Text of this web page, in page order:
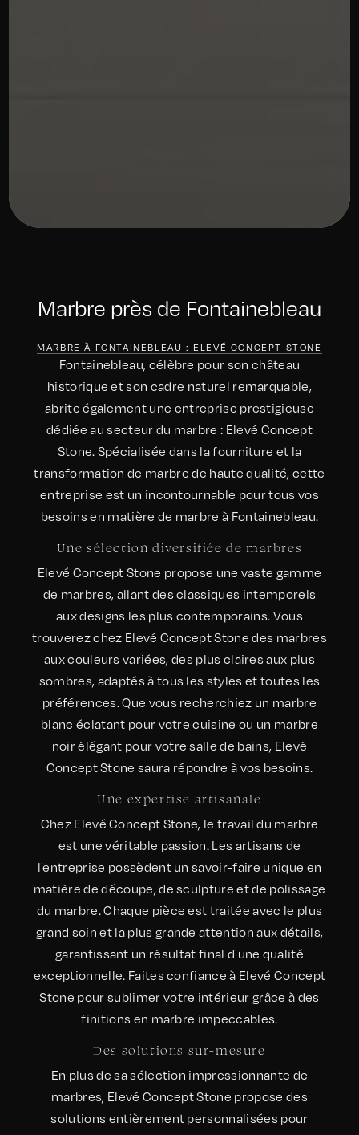
Marbre près de Fontainebleau
MARBRE À FONTAINEBLEAU : ELEVÉ CONCEPT STONE
Fontainebleau, célèbre pour son château
historique et son cadre naturel remarquable,
abrite également une entreprise prestigieuse
dédiée au secteur du marbre : Elevé Concept
Stone. Spécialisée dans la fourniture et la
transformation de marbre de haute qualité, cette
entreprise est un incontournable pour tous vos
besoins en matière de marbre à Fontainebleau.
Une sélection diversifiée de marbres
Elevé Concept Stone propose une vaste gamme
de marbres, allant des classiques intemporels
aux designs les plus contemporains. Vous
trouverez chez Elevé Concept Stone des marbres
aux couleurs variées, des plus claires aux plus
sombres, adaptés à tous les styles et toutes les
préférences. Que vous recherchiez un marbre
blanc éclatant pour votre cuisine ou un marbre
noir élégant pour votre salle de bains, Elevé
Concept Stone saura répondre à vos besoins.
Une expertise artisanale
Chez Elevé Concept Stone, le travail du marbre
est une véritable passion. Les artisans de
l'entreprise possèdent un savoir-faire unique en
matière de découpe, de sculpture et de polissage
du marbre. Chaque pièce est traitée avec le plus
grand soin et la plus grande attention aux détails,
garantissant un résultat final d'une qualité
exceptionnelle. Faites confiance à Elevé Concept
Stone pour sublimer votre intérieur grâce à des
finitions en marbre impeccables.
Des solutions sur-mesure
En plus de sa sélection impressionnante de
marbres, Elevé Concept Stone propose des
solutions entièrement personnalisées pour